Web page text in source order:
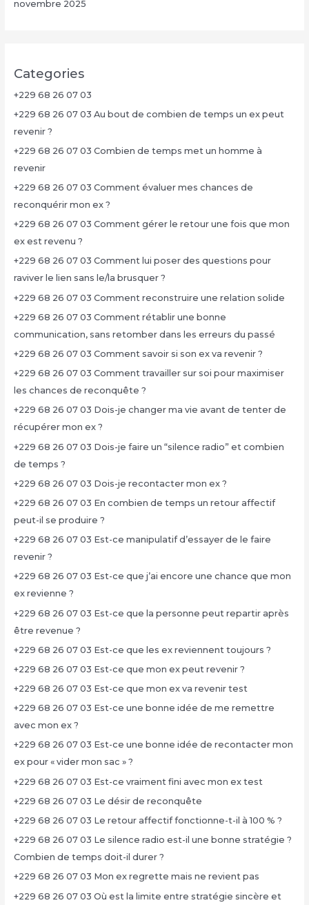
novembre 2025
Categories
+229 68 26 07 03
+229 68 26 07 03 Au bout de combien de temps un ex peut
revenir ?
+229 68 26 07 03 Combien de temps met un homme à
revenir
+229 68 26 07 03 Comment évaluer mes chances de
reconquérir mon ex ?
+229 68 26 07 03 Comment gérer le retour une fois que mon
ex est revenu ?
+229 68 26 07 03 Comment lui poser des questions pour
raviver le lien sans le/la brusquer ?
+229 68 26 07 03 Comment reconstruire une relation solide
+229 68 26 07 03 Comment rétablir une bonne
communication, sans retomber dans les erreurs du passé
+229 68 26 07 03 Comment savoir si son ex va revenir ?
+229 68 26 07 03 Comment travailler sur soi pour maximiser
les chances de reconquête ?
+229 68 26 07 03 Dois-je changer ma vie avant de tenter de
récupérer mon ex ?
+229 68 26 07 03 Dois-je faire un “silence radio” et combien
de temps ?
+229 68 26 07 03 Dois-je recontacter mon ex ?
+229 68 26 07 03 En combien de temps un retour affectif
peut-il se produire ?
+229 68 26 07 03 Est-ce manipulatif d’essayer de le faire
revenir ?
+229 68 26 07 03 Est-ce que j’ai encore une chance que mon
ex revienne ?
+229 68 26 07 03 Est-ce que la personne peut repartir après
être revenue ?
+229 68 26 07 03 Est-ce que les ex reviennent toujours ?
+229 68 26 07 03 Est-ce que mon ex peut revenir ?
+229 68 26 07 03 Est-ce que mon ex va revenir test
+229 68 26 07 03 Est-ce une bonne idée de me remettre
avec mon ex ?
+229 68 26 07 03 Est-ce une bonne idée de recontacter mon
ex pour « vider mon sac » ?
+229 68 26 07 03 Est-ce vraiment fini avec mon ex test
+229 68 26 07 03 Le désir de reconquête
+229 68 26 07 03 Le retour affectif fonctionne-t-il à 100 % ?
+229 68 26 07 03 Le silence radio est-il une bonne stratégie ?
Combien de temps doit-il durer ?
+229 68 26 07 03 Mon ex regrette mais ne revient pas
+229 68 26 07 03 Où est la limite entre stratégie sincère et